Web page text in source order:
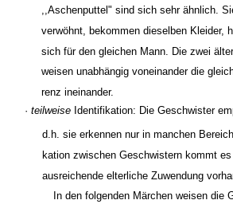
,,Aschenputtel" sind sich sehr ähnlich.
verwöhnt, bekommen dieselben Kleider,
sich für den gleichen Mann. Die zwei
weisen unabhängig voneinander die
renz ineinander.
· teilweise Identifikation: Die Geschwister
d.h. sie erkennen nur in manchen
kation zwischen Geschwistern kommt
ausreichende elterliche Zuwendung
In den folgenden Märchen weisen die